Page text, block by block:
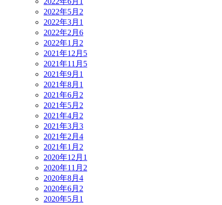
2022年5月 2
2022年3月 1
2022年2月 6
2022年1月 2
2021年12月 5
2021年11月 5
2021年9月 1
2021年8月 1
2021年6月 2
2021年5月 2
2021年4月 2
2021年3月 3
2021年2月 4
2021年1月 2
2020年12月 1
2020年11月 2
2020年8月 4
2020年6月 2
2020年5月 1